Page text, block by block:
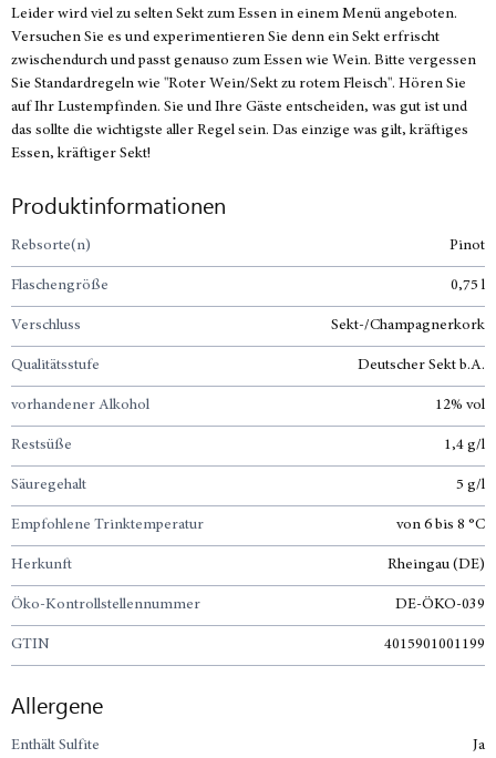
Leider wird viel zu selten Sekt zum Essen in einem Menü angeboten.
Versuchen Sie es und experimentieren Sie denn ein Sekt erfrischt
zwischendurch und passt genauso zum Essen wie Wein. Bitte vergessen
Sie Standardregeln wie "Roter Wein/Sekt zu rotem Fleisch". Hören Sie
auf Ihr Lustempfinden. Sie und Ihre Gäste entscheiden, was gut ist und
das sollte die wichtigste aller Regel sein. Das einzige was gilt, kräftiges
Essen, kräftiger Sekt!
Produktinformationen
Rebsorte(n) Pinot
Flaschengröße 0,75 l
Verschluss Sekt-/Champagnerkork
Qualitätsstufe Deutscher Sekt b.A.
vorhandener Alkohol 12% vol
Restsüße 1,4 g/l
Säuregehalt 5 g/l
Empfohlene Trinktemperatur von 6 bis 8 °C
Herkunft Rheingau (DE)
Öko-Kontrollstellennummer DE-ÖKO-039
GTIN 4015901001199
Allergene
Enthält Sulfite Ja